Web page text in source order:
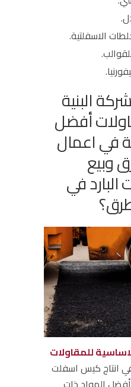
الاسفلتية.
البنية
أفضل
في اعمال
وبيع
في
للمقاولات
انتاج كيس اسفلت